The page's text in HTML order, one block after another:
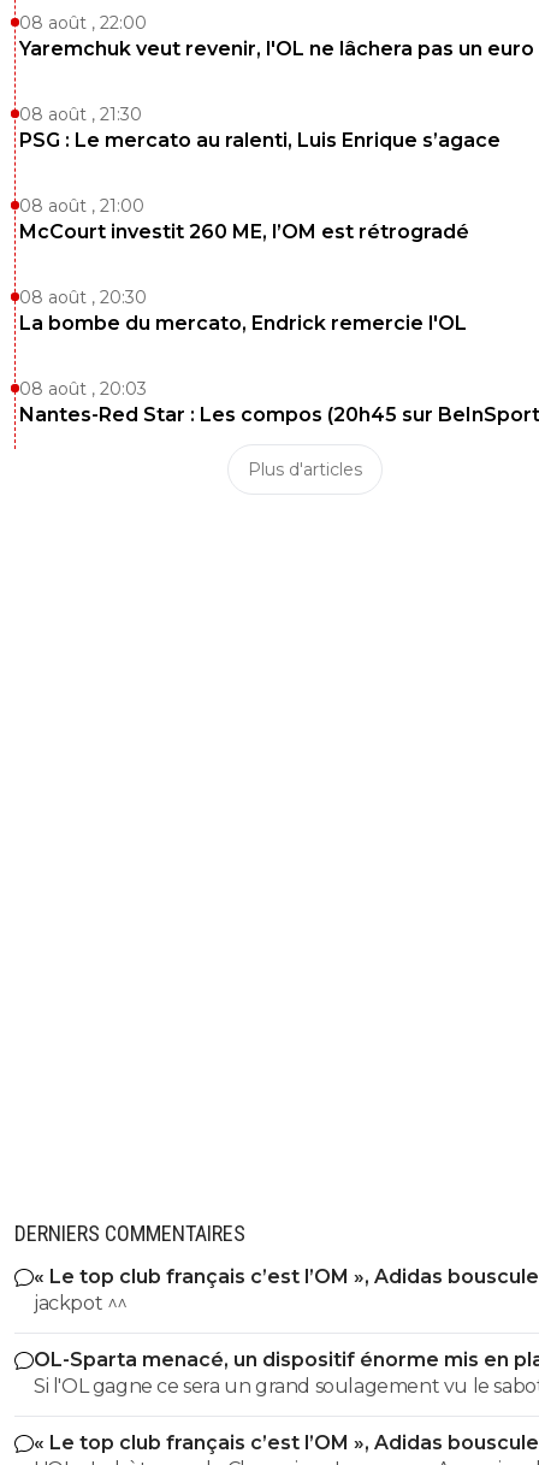
08 août , 22:00
Yaremchuk veut revenir, l'OL ne lâchera pas un euro
08 août , 21:30
PSG : Le mercato au ralenti, Luis Enrique s’agace
08 août , 21:00
McCourt investit 260 ME, l’OM est rétrogradé
08 août , 20:30
La bombe du mercato, Endrick remercie l'OL
08 août , 20:03
Nantes-Red Star : Les compos (20h45 sur
Plus d'articles
DERNIERS COMMENTAIRES
« Le top club français c’est l’OM », Adidas
PSG
jackpot ^^
OL-Sparta menacé, un dispositif énorme mis en
Si l'OL gagne ce sera un grand soulagement vu le
incroyable du farfelu sans froc Fonseca au match allé.
perd ce sera aussi une grande victoire et une énorme
« Le top club français c’est l’OM », Adidas